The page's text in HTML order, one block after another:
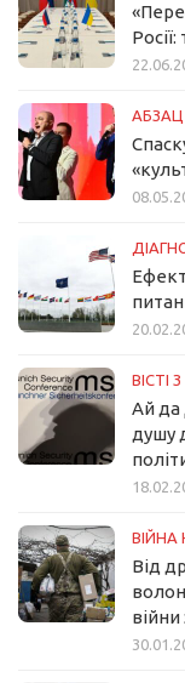
АБЗАЦ
ВІСТІ
Ай да
душу
ВІЙНА
Від